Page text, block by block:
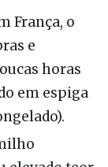
França, o
e
horas
em espiga